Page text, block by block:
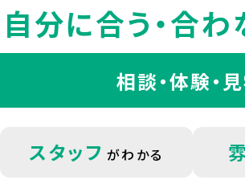
自分に合う・合わ
相談・体験・
スタッフ がわかる